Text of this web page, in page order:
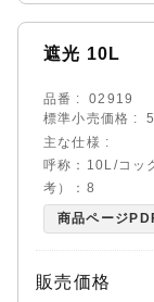
遮光 10L
品番
02919
標準小売価格
主な仕様
呼称：10L/コッ
考）：8
商品ページ
販売価格